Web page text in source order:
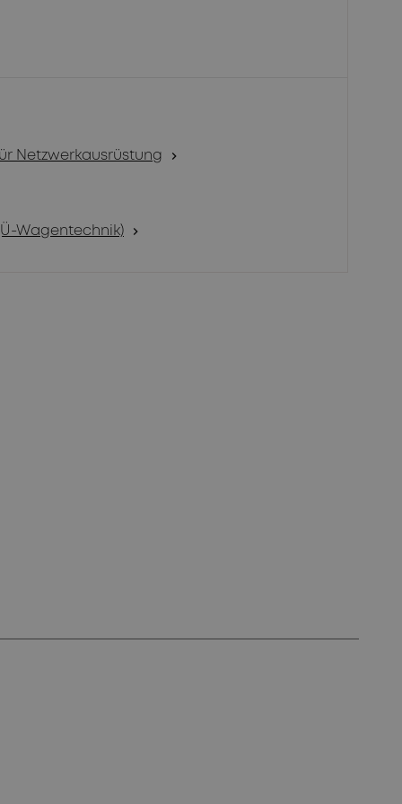
Netzwerkausrüstung chevron_right
Wagentechnik) chevron_right